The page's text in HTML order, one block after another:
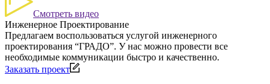
Смотреть видео
Инженерное Проектирование
Предлагаем воспользоваться услугой инженерного
проектирования “ГРАДО”. У нас можно провести все
необходимые коммуникации быстро и качественно.
Заказать проект